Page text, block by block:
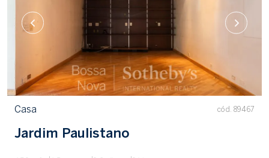
Casa cód. 89467
Jardim Paulistano